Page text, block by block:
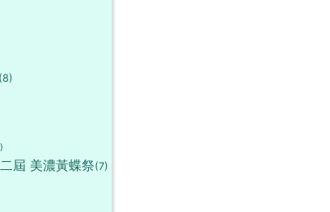
(8)
屆 美濃黃蝶祭(7)